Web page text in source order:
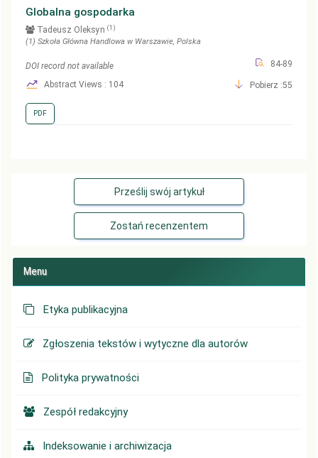
Globalna gospodarka
Tadeusz Oleksyn (1)
(1) Szkoła Główna Handlowa w Warszawie, Polska
DOI record not available 84-89
Abstract Views : 104 Pobierz :55
PDF
Prześlij swój artykuł
Zostań recenzentem
Menu
Etyka publikacyjna
Zgłoszenia tekstów i wytyczne dla autorów
Polityka prywatności
Zespół redakcyjny
Indeksowanie i archiwizacja